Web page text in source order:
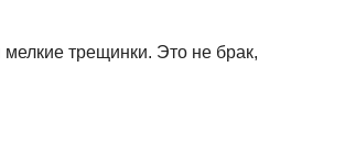
мелкие трещинки. Это не брак,